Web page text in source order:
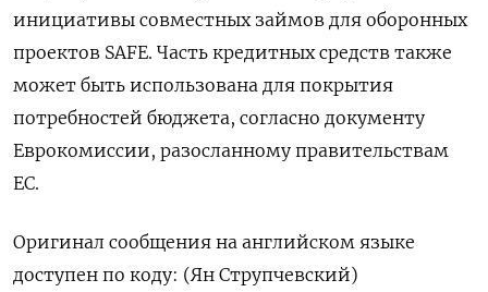
инициативы совместных займов для оборонных
проектов SAFE. Часть кредитных средств также
может быть использована для покрытия
потребностей бюджета, согласно документу
Еврокомиссии, разосланному правительствам
ЕС.
Оригинал сообщения на английском языке
доступен по коду: (Ян Струпчевский)